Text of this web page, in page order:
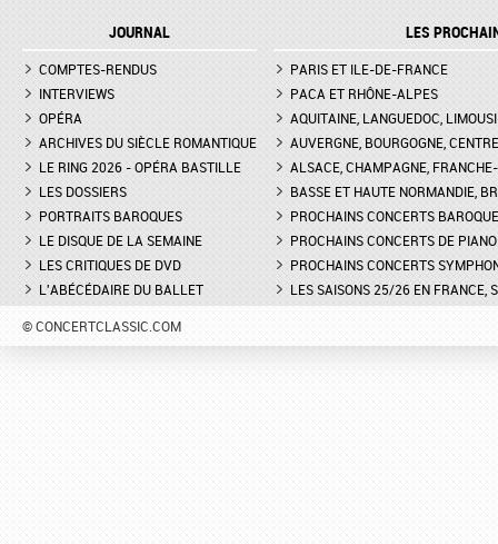
JOURNAL
COMPTES-RENDUS
INTERVIEWS
OPÉRA
ARCHIVES DU SIÈCLE ROMANTIQUE
LE RING 2026 - OPÉRA BASTILLE
LES DOSSIERS
PORTRAITS BAROQUES
LE DISQUE DE LA SEMAINE
LES CRITIQUES DE DVD
L'ABÉCÉDAIRE DU BALLET
LES
PARIS ET ILE-DE-FRANCE
PACA ET RHÔNE-ALPES
AQUITAINE, LANGUEDOC,
AUVERGNE, BOURGOGNE, CENTRE
ALSACE, CHAMPAGNE,
BASSE ET HAUTE NORMANDIE,
PROCHAINS CONCERTS
PROCHAINS CONCERTS DE PIANO
PROCHAINS CONCERTS
LES SAISONS 25/26 EN FRANCE,
© CONCERTCLASSIC.COM